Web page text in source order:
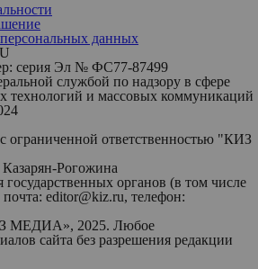
данных
серия Эл № ФС77-87499
службой по надзору в сфере
технологий и массовых коммуникаций
ограниченной ответственностью "КИЗ
Рогожина
органов (в том числе
почта: editor@kiz.ru, телефон:
МЕДИА», 2025. Любое
сайта без разрешения редакции